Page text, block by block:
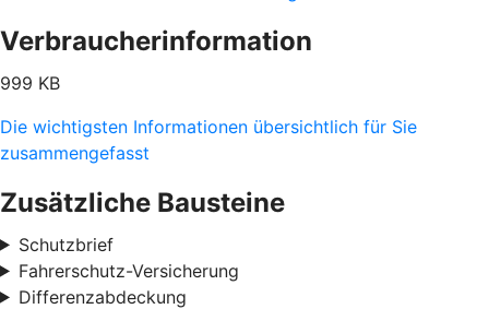
Verbraucherinformation
999 KB
Die wichtigsten Informationen übersichtlich für Sie
zusammengefasst
Zusätzliche Bausteine
Schutzbrief
Fahrerschutz-Versicherung
Differenzabdeckung